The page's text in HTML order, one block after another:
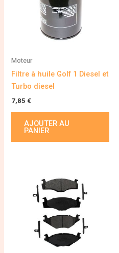
Moteur
Filtre à huile Golf 1 Diesel et
Turbo diesel
7,85 €
AJOUTER AU
PANIER